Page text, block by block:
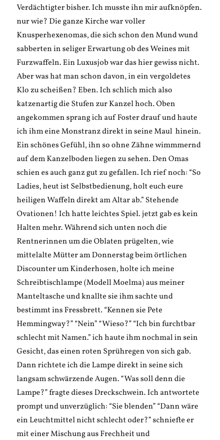
Verdächtigter bisher. Ich musste ihn mir aufknöpfen.
nur wie? Die ganze Kirche war voller
Knusperhexenomas, die sich schon den Mund wund
sabberten in seliger Erwartung ob des Weines mit
Furzwaffeln. Ein Luxusjob war das hier gewiss nicht.
Aber was hat man schon davon, in ein vergoldetes
Klo zu scheißen? Eben. Ich schlich mich also
katzenartig die Stufen zur Kanzel hoch. Oben
angekommen sprang ich auf Foster drauf und haute
ich ihm eine Monstranz direkt in seine Maul hinein.
Ein schönes Gefühl, ihn so ohne Zähne wimmmernd
auf dem Kanzelboden liegen zu sehen. Den Omas
schien es auch ganz gut zu gefallen. Ich rief noch: “So
Ladies, heut ist Selbstbedienung, holt euch eure
heiligen Waffeln direkt am Altar ab.” Stehende
Ovationen! Ich hatte leichtes Spiel. jetzt gab es kein
Halten mehr. Während sich unten noch die
Rentnerinnen um die Oblaten prügelten, wie
mittelalte Mütter am Donnerstag beim örtlichen
Discounter um Kinderhosen, holte ich meine
Schreibtischlampe (Modell Moelma) aus meiner
Manteltasche und knallte sie ihm sachte und
bestimmt ins Fressbrett. “Kennen sie Pete
Hemmingway?” “Nein” “Wieso?” “Ich bin furchtbar
schlecht mit Namen.” ich haute ihm nochmal in sein
Gesicht, das einen roten Sprühregen von sich gab.
Dann richtete ich die Lampe direkt in seine sich
langsam schwärzende Augen. “Was soll denn die
Lampe?” fragte dieses Dreckschwein. Ich antwortete
prompt und unverzüglich: “Sie blenden” “Dann wäre
ein Leuchtmittel nicht schlecht oder?” schniefte er
mit einer Mischung aus Frechheit und